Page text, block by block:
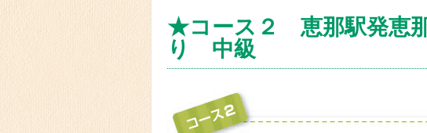
★コース２ 恵那駅発恵
り 中級